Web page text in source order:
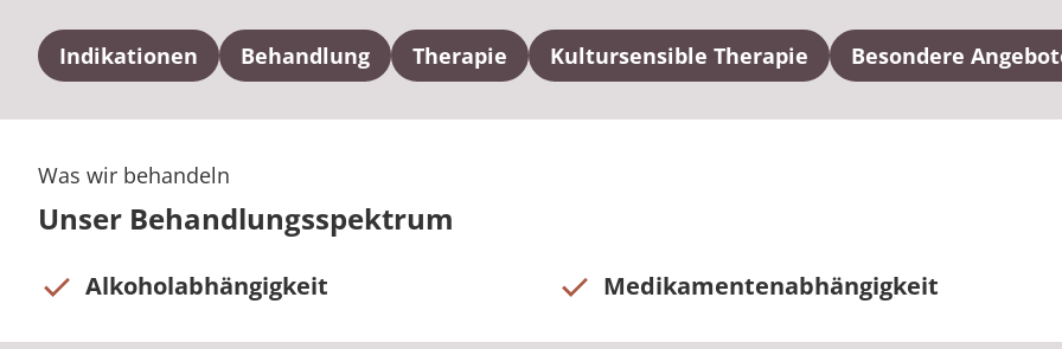
Indikationen Behandlung Therapie Kultursensible Therapie Besondere
Was wir behandeln
Unser Behandlungsspektrum
Alkoholabhängigkeit Medikamentenabhängigkeit